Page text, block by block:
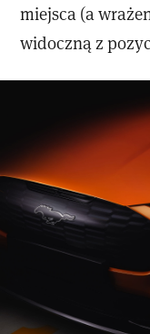
miejsca (a
widoczną z